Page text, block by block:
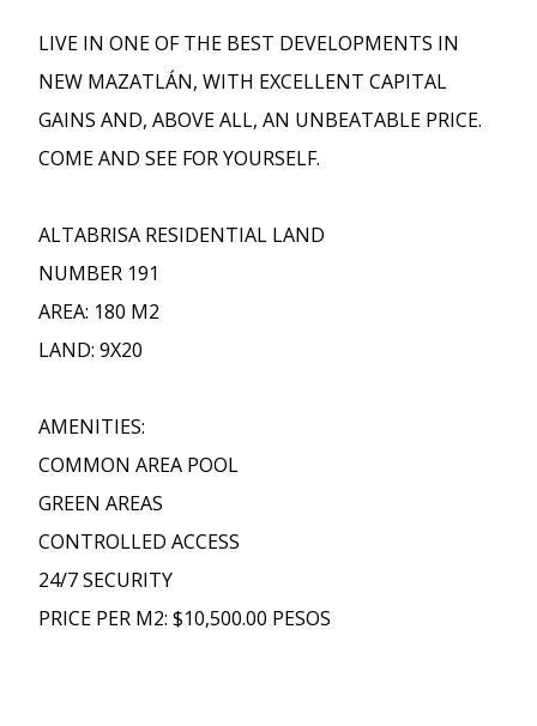
LIVE IN ONE OF THE BEST DEVELOPMENTS IN
NEW MAZATLÁN, WITH EXCELLENT CAPITAL
GAINS AND, ABOVE ALL, AN UNBEATABLE PRICE.
COME AND SEE FOR YOURSELF.
ALTABRISA RESIDENTIAL LAND
NUMBER 191
AREA: 180 M2
LAND: 9X20
AMENITIES:
COMMON AREA POOL
GREEN AREAS
CONTROLLED ACCESS
24/7 SECURITY
PRICE PER M2: $10,500.00 PESOS